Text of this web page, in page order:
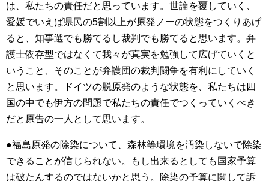
は、私たちの責任だと思っています。世論を覆していく、
愛媛でいえば県民の5割以上が原発ノーの状態をつくりあげ
ると、知事選でも勝てるし裁判でも勝てると思います。弁
護士依存型ではなくて我々が真実を勉強して広げていくと
いうこと、そのことが弁護団の裁判闘争を有利にしていく
と思います。ドイツの脱原発のような状態を、私たちは四
国の中でも伊方の問題で私たちの責任でつくっていくべき
だと原告の一人として思います。
●福島原発の除染について、森林等環境を汚染しないで除染
できることが信じられない。もし出来るとしても国家予算
は破たんするのではないかと思う。除染の予算に関して訴